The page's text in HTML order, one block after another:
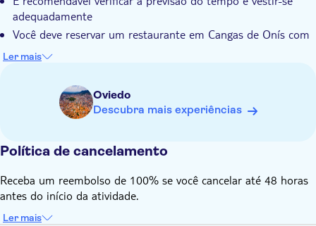
adequadamente
Você deve reservar um restaurante em Cangas de Onís com
antecedência para evitar problemas de disponibilidade
passeio. Caso contrário, a reserva será cancelada e 100%
reembolsada 3 dias antes da partida.
Lembre-se de trazer:
Ler mais
Oviedo
Descubra mais experiências
Política de cancelamento
Receba um reembolso de 100% se você cancelar até 48 horas
antes do início da atividade.
Ler mais